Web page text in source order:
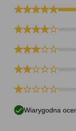
Wiarygodna